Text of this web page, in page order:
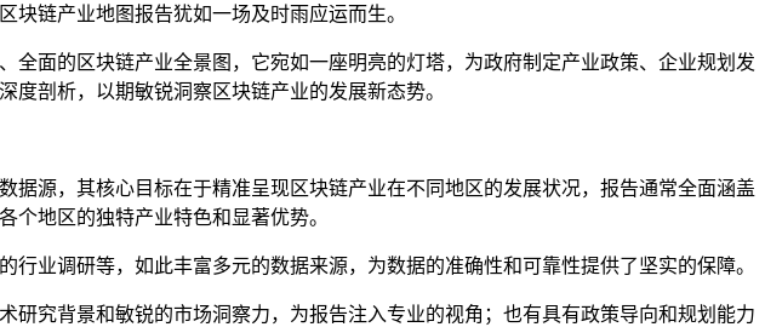
链产业地图报告犹如一场及时雨应运而生。
面的区块链产业全景图，它宛如一座明亮的灯塔，为政府制定产业政策、企业规划发
剖析，以期敏锐洞察区块链产业的发展新态势。
源，其核心目标在于精准呈现区块链产业在不同地区的发展状况，报告通常全面涵盖
个地区的独特产业特色和显著优势。
业调研等，如此丰富多元的数据来源，为数据的准确性和可靠性提供了坚实的保障。
究背景和敏锐的市场洞察力，为报告注入专业的视角；也有具有政策导向和规划能力